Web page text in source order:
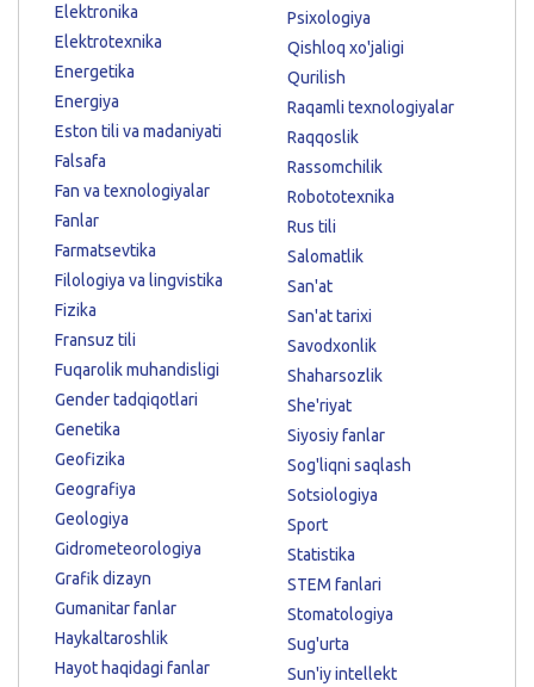
Elektronika
Elektrotexnika
Energetika
Energiya
Eston tili va madaniyati
Falsafa
Fan va texnologiyalar
Fanlar
Farmatsevtika
Filologiya va lingvistika
Fizika
Fransuz tili
Fuqarolik muhandisligi
Gender tadqiqotlari
Genetika
Geofizika
Geografiya
Geologiya
Gidrometeorologiya
Grafik dizayn
Gumanitar fanlar
Haykaltaroshlik
Hayot haqidagi fanlar
Psixologiya
Qishloq xo'jaligi
Qurilish
Raqamli texnologiyalar
Raqqoslik
Rassomchilik
Robototexnika
Rus tili
Salomatlik
San'at
San'at tarixi
Savodxonlik
Shaharsozlik
She'riyat
Siyosiy fanlar
Sog'liqni saqlash
Sotsiologiya
Sport
Statistika
STEM fanlari
Stomatologiya
Sug'urta
Sun'iy intellekt